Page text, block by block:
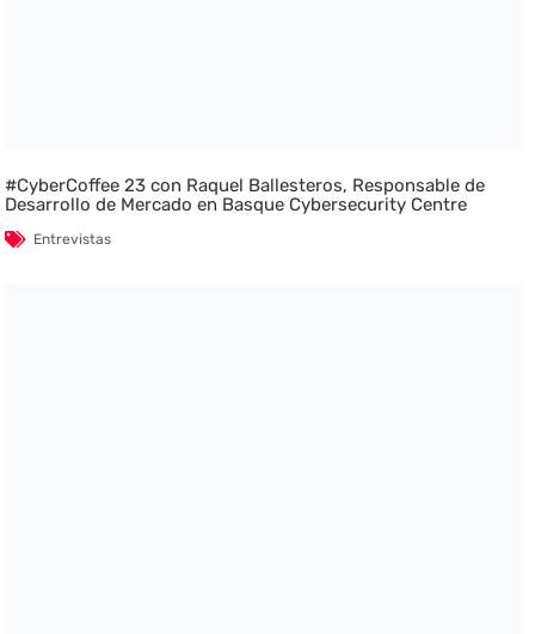
#CyberCoffee 23 con Raquel Ballesteros, Responsable de
Desarrollo de Mercado en Basque Cybersecurity Centre
Entrevistas